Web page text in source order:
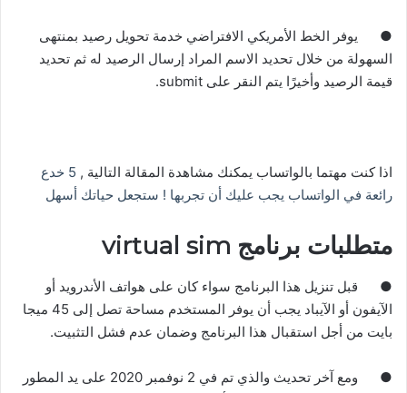
● يوفر الخط الأمريكي الافتراضي خدمة تحويل رصيد بمنتهى
السهولة من خلال تحديد الاسم المراد إرسال الرصيد له ثم تحديد
قيمة الرصيد وأخيرًا يتم النقر على submit
.
اذا كنت مهتما بالواتساب يمكنك مشاهدة المقالة التالية ,
5 خدع
رائعة في الواتساب يجب عليك أن تجربها ! ستجعل حياتك أسهل
متطلبات برنامج virtual sim
● قبل تنزيل هذا البرنامج سواء كان على هواتف الأندرويد أو
الآيفون أو الآيباد يجب أن يوفر المستخدم مساحة تصل إلى 45 ميجا
بايت من أجل استقبال هذا البرنامج وضمان عدم فشل التثبيت.
● ومع آخر تحديث والذي تم في 2 نوفمبر 2020 على يد المطور